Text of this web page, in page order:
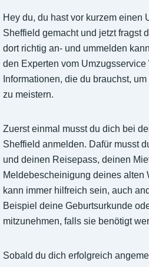
Hey du, du hast vor kurzem einen
Sheffield gemacht und jetzt fragst
dort richtig an- und ummelden
den Experten vom
Informationen, die du brauchst,
zu meistern.
Zuerst einmal musst du dich bei
Sheffield anmelden. Dafür musst
und deinen Reisepass, deinen
Meldebescheinigung deines alten
kann immer hilfreich sein, auch
Beispiel deine Geburtsurkunde
mitzunehmen, falls sie benötigt
Sobald du dich erfolgreich